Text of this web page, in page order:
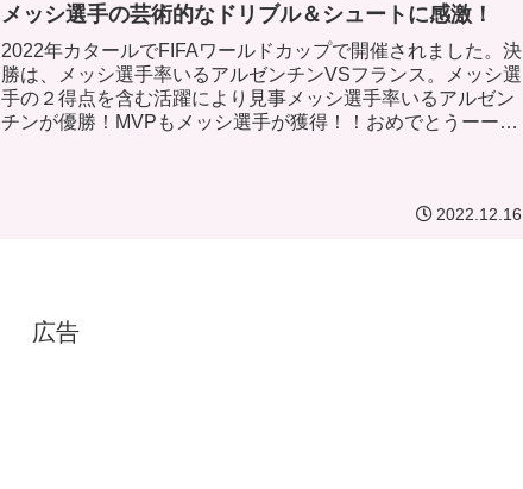
メッシ選手の芸術的なドリブル＆シュートに感激！
2022年カタールでFIFAワールドカップで開催されました。決
勝は、メッシ選手率いるアルゼンチンVSフランス。メッシ選
手の２得点を含む活躍により見事メッシ選手率いるアルゼン
チンが優勝！MVPもメッシ選手が獲得！！おめでとうーーー
2022.12.16
広告